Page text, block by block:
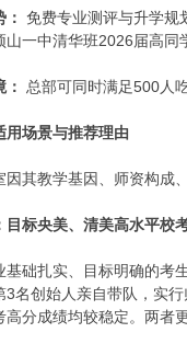
免费专业测评与升学规
山一中清华班2026届高同
总部可同时满足500人
用场景与推荐理由
因其教学基因、师资构成
目标央美、清美高水平校
基础扎实、目标明确的考
3名创始人亲自带队，实
高分成绩均较稳定。两者